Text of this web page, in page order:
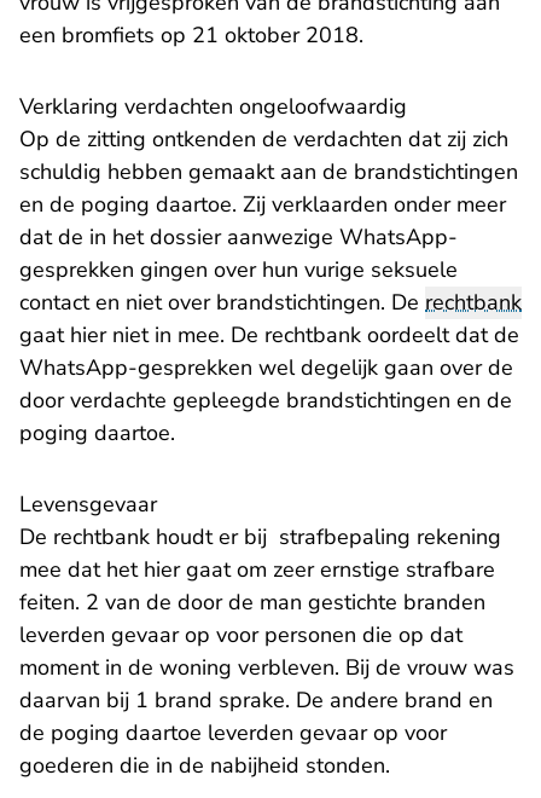
een bromfiets op 21 oktober 2018.
Verklaring verdachten ongeloofwaardig
Op de zitting ontkenden de verdachten dat zij zich
schuldig hebben gemaakt aan de brandstichtingen
en de poging daartoe. Zij verklaarden onder meer
dat de in het dossier aanwezige WhatsApp-
gesprekken gingen over hun vurige seksuele
contact en niet over brandstichtingen. De rechtbank
gaat hier niet in mee. De rechtbank oordeelt dat de
WhatsApp-gesprekken wel degelijk gaan over de
door verdachte gepleegde brandstichtingen en de
poging daartoe.
Levensgevaar
De rechtbank houdt er bij strafbepaling rekening
mee dat het hier gaat om zeer ernstige strafbare
feiten. 2 van de door de man gestichte branden
leverden gevaar op voor personen die op dat
moment in de woning verbleven. Bij de vrouw was
daarvan bij 1 brand sprake. De andere brand en
de poging daartoe leverden gevaar op voor
goederen die in de nabijheid stonden.